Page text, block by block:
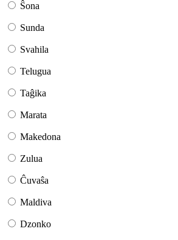
Ŝona
Sunda
Svahila
Telugua
Taĝika
Marata
Makedona
Zulua
Ĉuvaŝa
Maldiva
Dzonko